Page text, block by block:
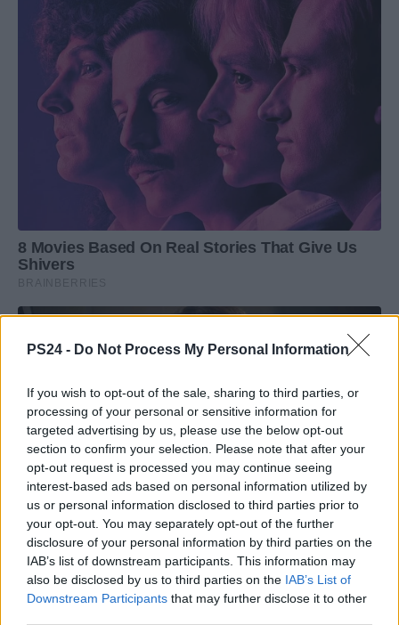
PS24 - Do Not Process My Personal Information
If you wish to opt-out of the sale, sharing to third parties, or
processing of your personal or sensitive information for
targeted advertising by us, please use the below opt-out
section to confirm your selection. Please note that after your
opt-out request is processed you may continue seeing
interest-based ads based on personal information utilized by
us or personal information disclosed to third parties prior to
your opt-out. You may separately opt-out of the further
disclosure of your personal information by third parties on the
IAB’s list of downstream participants. This information may
also be disclosed by us to third parties on the IAB’s List of
Downstream Participants that may further disclose it to other